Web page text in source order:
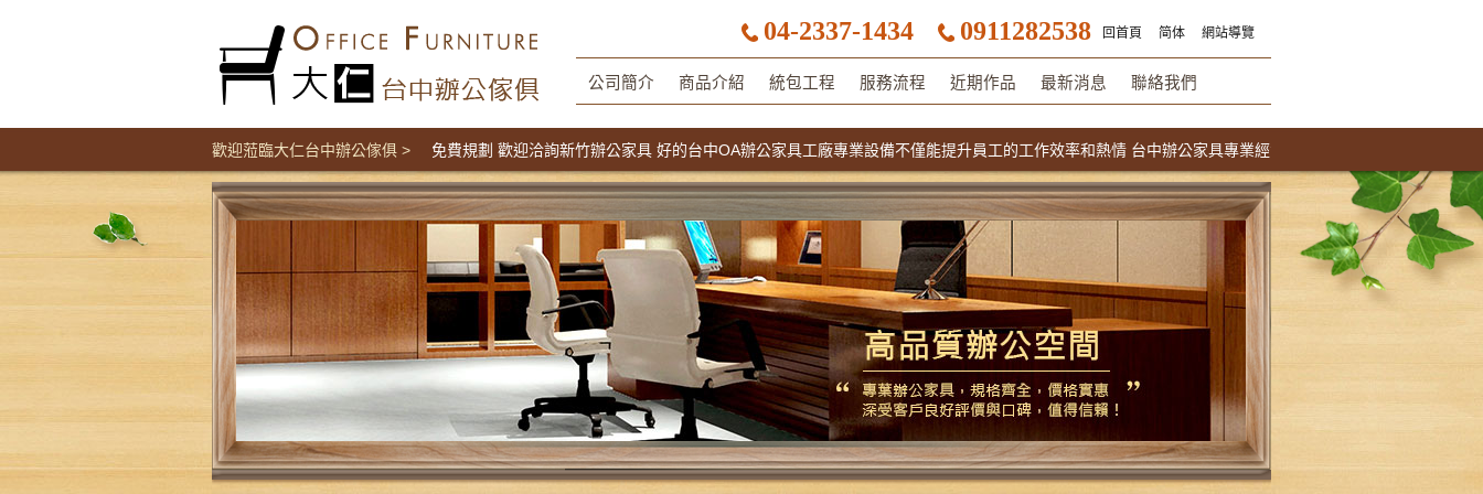
04-2337-1434 0911282538 回首頁 简体 網站導覽
公司簡介 商品介紹 統包工程 服務流程 近期作品 最新消息 聯絡我們
歡迎蒞臨大仁台中辦公傢俱 >
台中辦公傢俱 屏風隔間辦公家具工廠直營價 免費規劃 歡迎洽詢新竹辦公家具 好的台中OA辦公家具工廠專業設備不僅能提升員工的工作效率和熱情 台中辦公家具專業經營 工廠直營OA高隔間牆 辦公傢俱新